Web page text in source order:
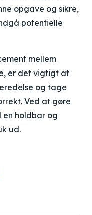
opgave og sikre,
potentielle
mellem
er det vigtigt at
og tage
Ved at gøre
holdbar og
ud.